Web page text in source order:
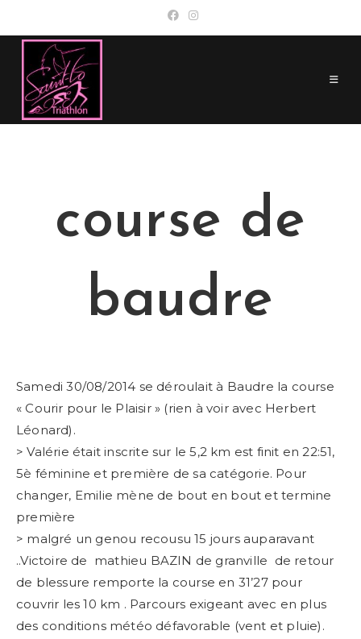
content
course de
baudre
Samedi 30/08/2014 se déroulait à Baudre la course
« Courir pour le Plaisir » (rien à voir avec Herbert
Léonard).
> Valérie était inscrite sur le 5,2 km est finit en 22:51,
5è féminine et première de sa catégorie. Pour
changer, Emilie mène de bout en bout et termine
première
> malgré un genou recousu 15 jours auparavant
..Victoire de mathieu BAZIN de granville de retour
de blessure remporte la course en 31’27 pour
couvrir les 10 km . Parcours exigeant avec en plus
des conditions météo défavorable (vent et pluie).